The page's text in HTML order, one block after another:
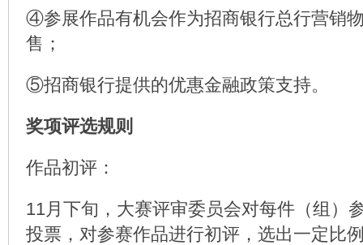
④参展作品有机会作为招商银行总行营销
售；
⑤招商银行提供的优惠金融政策支持。
奖项评选规则
作品初评：
11月下旬，大赛评审委员会对每件（组）
投票，对参赛作品进行初评，选出一定比